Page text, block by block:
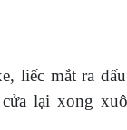
liếc mắt ra
lại xong